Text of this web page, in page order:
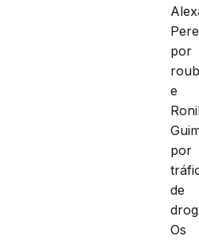
por
e
por
de
Os